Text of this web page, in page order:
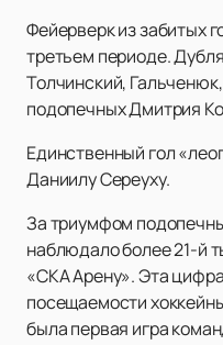
Фейерверк из забитых
третьем периоде.
Толчинский,
подопечных Дмитрия
Единственный гол
Даниилу Сереуху.
За триумфом
наблюдало более 21-й
«СКА Арену». Эта
посещаемости
была первая игра